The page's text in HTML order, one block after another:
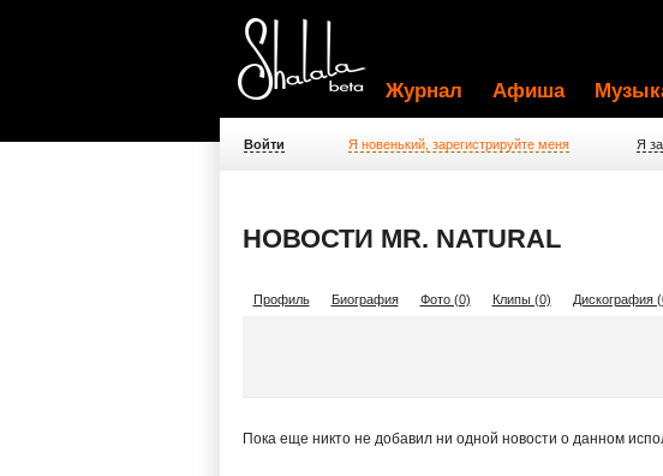
Журнал Афиша
Войти Я новенький, зарегистрируйте меня Я
НОВОСТИ MR. NATURAL
Профиль Биография Фото (0) Клипы (0) Дискография
Пока еще никто не добавил ни одной новости о данном